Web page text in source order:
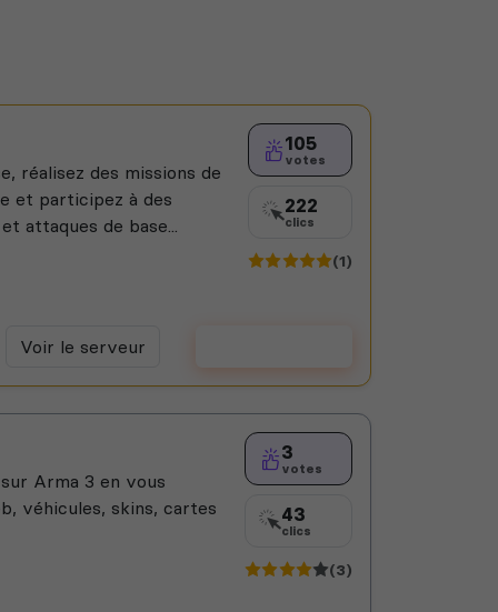
réalisez des missions de
et participez à des
attaques de base...
105
votes
222
clics
(1)
Voir le serveur
Arma 3 en vous
véhicules, skins, cartes
3
votes
43
clics
(3)